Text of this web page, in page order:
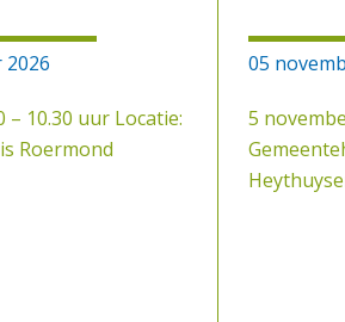
– 10.30 uur Locatie:
Roermond
05
5